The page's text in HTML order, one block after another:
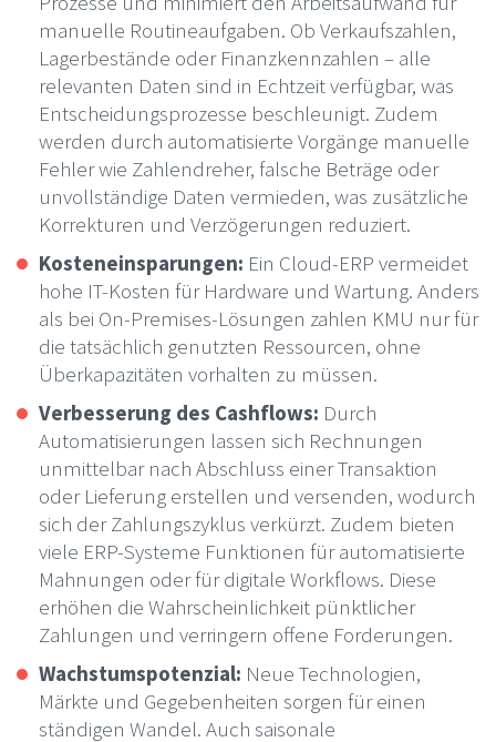
manuelle Routineaufgaben. Ob Verkaufszahlen,
Lagerbestände oder Finanzkennzahlen – alle
relevanten Daten sind in Echtzeit verfügbar, was
Entscheidungsprozesse beschleunigt. Zudem
werden durch automatisierte Vorgänge manuelle
Fehler wie Zahlendreher, falsche Beträge oder
unvollständige Daten vermieden, was zusätzliche
Korrekturen und Verzögerungen reduziert.
Kosteneinsparungen: Ein Cloud-ERP vermeidet
hohe IT-Kosten für Hardware und Wartung. Anders
als bei On-Premises-Lösungen zahlen KMU nur für
die tatsächlich genutzten Ressourcen, ohne
Überkapazitäten vorhalten zu müssen.
Verbesserung des Cashflows: Durch
Automatisierungen lassen sich Rechnungen
unmittelbar nach Abschluss einer Transaktion
oder Lieferung erstellen und versenden, wodurch
sich der Zahlungszyklus verkürzt. Zudem bieten
viele ERP-Systeme Funktionen für automatisierte
Mahnungen oder für digitale Workflows. Diese
erhöhen die Wahrscheinlichkeit pünktlicher
Zahlungen und verringern offene Forderungen.
Wachstumspotenzial: Neue Technologien,
Märkte und Gegebenheiten sorgen für einen
ständigen Wandel. Auch saisonale